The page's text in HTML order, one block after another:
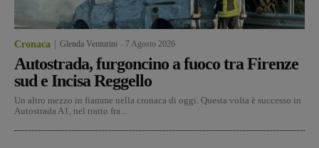
Cronaca Glenda Venturini 7 Agosto 2026
Autostrada, furgoncino a fuoco tra Firenze
sud e Incisa Reggello
Un altro mezzo in fiamme nella cronaca di oggi. Questa volta è successo in
Autostrada A1, nel tratto fra...